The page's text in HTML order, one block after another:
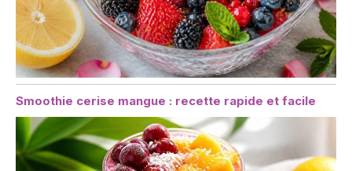
Smoothie cerise mangue : recette rapide et facile